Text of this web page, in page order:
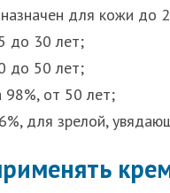
для кожи до
до 30 лет;
до 50 лет;
от 50 лет;
для зрелой,